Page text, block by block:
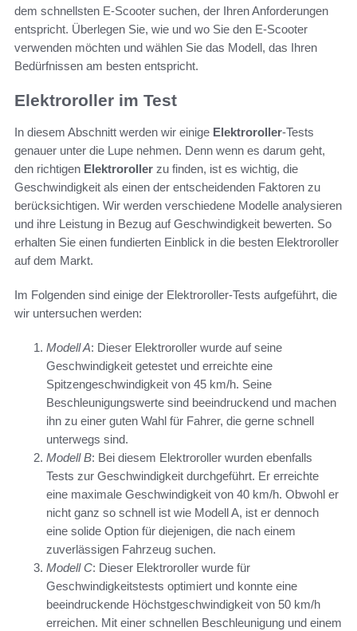
dem schnellsten E-Scooter suchen, der Ihren Anforderungen
entspricht. Überlegen Sie, wie und wo Sie den E-Scooter
verwenden möchten und wählen Sie das Modell, das Ihren
Bedürfnissen am besten entspricht.
Elektroroller im Test
In diesem Abschnitt werden wir einige Elektroroller-Tests
genauer unter die Lupe nehmen. Denn wenn es darum geht,
den richtigen Elektroroller zu finden, ist es wichtig, die
Geschwindigkeit als einen der entscheidenden Faktoren zu
berücksichtigen. Wir werden verschiedene Modelle analysieren
und ihre Leistung in Bezug auf Geschwindigkeit bewerten. So
erhalten Sie einen fundierten Einblick in die besten Elektroroller
auf dem Markt.
Im Folgenden sind einige der Elektroroller-Tests aufgeführt, die
wir untersuchen werden:
Modell A: Dieser Elektroroller wurde auf seine
Geschwindigkeit getestet und erreichte eine
Spitzengeschwindigkeit von 45 km/h. Seine
Beschleunigungswerte sind beeindruckend und machen
ihn zu einer guten Wahl für Fahrer, die gerne schnell
unterwegs sind.
Modell B: Bei diesem Elektroroller wurden ebenfalls
Tests zur Geschwindigkeit durchgeführt. Er erreichte
eine maximale Geschwindigkeit von 40 km/h. Obwohl er
nicht ganz so schnell ist wie Modell A, ist er dennoch
eine solide Option für diejenigen, die nach einem
zuverlässigen Fahrzeug suchen.
Modell C: Dieser Elektroroller wurde für
Geschwindigkeitstests optimiert und konnte eine
beeindruckende Höchstgeschwindigkeit von 50 km/h
erreichen. Mit einer schnellen Beschleunigung und einem